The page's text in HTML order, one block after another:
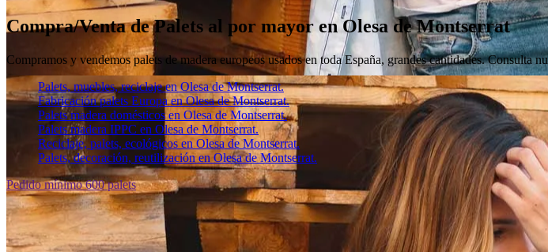
Compra/Venta de Palets al por mayor en Olesa de Montserrat
Compramos y vendemos palets de madera europeos usados en toda España, grandes cantidades. Consulta
Palets, muebles, reciclaje en Olesa de Montserrat.
Fabricación palets Europa en Olesa de Montserrat.
Palets madera domésticos en Olesa de Montserrat.
Palets madera IPPC en Olesa de Montserrat.
Reciclaje, palets, ecológicos en Olesa de Montserrat.
Palets, decoración, reutilización en Olesa de Montserrat.
Pedido mínimo 600 palets